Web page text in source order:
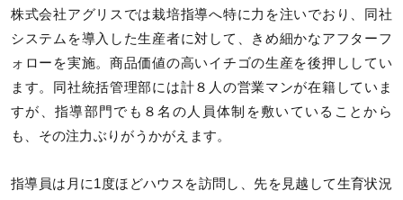
株式会社アグリスでは栽培指導へ特に力を注いでおり、同社
システムを導入した生産者に対して、きめ細かなアフターフ
ォローを実施。商品価値の高いイチゴの生産を後押ししてい
ます。同社統括管理部には計８人の営業マンが在籍していま
すが、指導部門でも８名の人員体制を敷いていることから
も、その注力ぶりがうかがえます。
指導員は月に1度ほどハウスを訪問し、先を見越して生育状況